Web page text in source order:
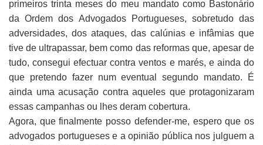
primeiros trinta meses do meu mandato como Bastonário
da Ordem dos Advogados Portugueses, sobretudo das
adversidades, dos ataques, das calúnias e infâmias que
tive de ultrapassar, bem como das reformas que, apesar de
tudo, consegui efectuar contra ventos e marés, e ainda do
que pretendo fazer num eventual segundo mandato. É
ainda uma acusação contra aqueles que protagonizaram
essas campanhas ou lhes deram cobertura.
Agora, que finalmente posso defender-me, espero que os
advogados portugueses e a opinião pública nos julguem a